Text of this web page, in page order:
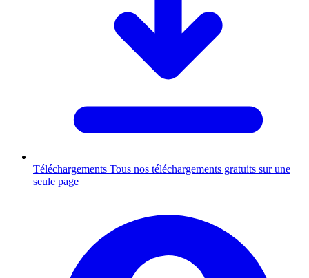
Téléchargements Tous nos téléchargements gratuits sur une
seule page